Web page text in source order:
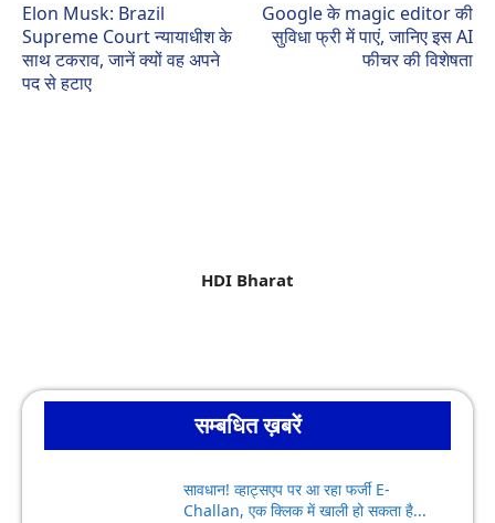
Elon Musk: Brazil
Supreme Court न्यायाधीश के
साथ टकराव, जानें क्यों वह अपने
पद से हटाए
Google के magic editor की
सुविधा फ्री में पाएं, जानिए इस AI
फीचर की विशेषता
HDI Bharat
सम्बधित ख़बरें
सावधान! व्हाट्सएप पर आ रहा फर्जी E-
Challan, एक क्लिक में खाली हो सकता है...